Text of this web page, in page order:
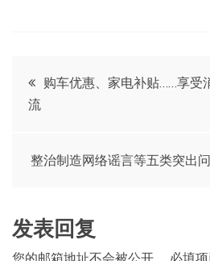
文
章
导
购车优惠、家电补贴……享受
流
整治制造网络谣言等五类突出
发表回复
您的邮箱地址不会被公开。 必填